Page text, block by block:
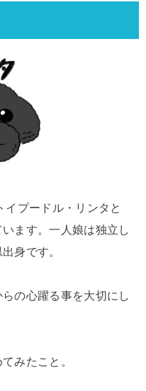
プードル・リンタと
ます。一人娘は独立し
身です。
の心躍る事を大切にし
みたこと。